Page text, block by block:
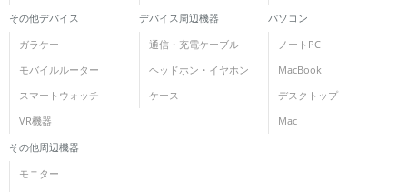
その他デバイス
ガラケー
モバイルルーター
スマートウォッチ
VR機器
デバイス周辺機器
通信・充電ケーブル
ヘッドホン・イヤホン
ケース
パソコン
ノートPC
MacBook
デスクトップ
Mac
その他周辺機器
モニター